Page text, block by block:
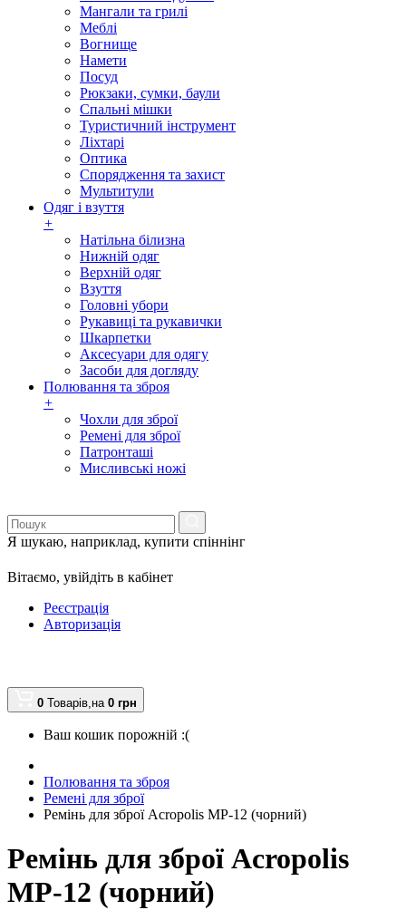
Мангали та грилі
Меблі
Вогнище
Намети
Посуд
Рюкзаки, сумки, баули
Спальні мішки
Туристичний інструмент
Ліхтарі
Оптика
Спорядження та захист
Мультитули
Одяг і взуття
+
Натільна білизна
Нижній одяг
Верхній одяг
Взуття
Головні убори
Рукавиці та рукавички
Шкарпетки
Аксесуари для одягу
Засоби для догляду
Полювання та зброя
+
Чохли для зброї
Ремені для зброї
Патронташі
Мисливські ножі
Я шукаю, наприклад, купити спіннінг
Вітаємо, увійдіть в кабінет
Реєстрація
Авторизація
0 Товарів,на 0 грн
Ваш кошик порожній :(
Полювання та зброя
Ремені для зброї
Ремінь для зброї Acropolis МР-12 (чорний)
Ремінь для зброї Acropolis
МР-12 (чорний)